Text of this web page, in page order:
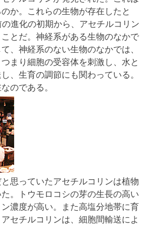
か。これらの生物が存在したと
進化の初期から、アセチルコリン
とだ。神経系がある生物のなかで
、神経系のない生物のなかでは、
まり細胞の受容体を刺激し、水と
、生育の調節にも関わっている。
のである。
思っていたアセチルコリンは植物
。トウモロコシの芽の生長の高い
濃度が高い。また高塩分地帯に育
セチルコリンは、細胞間輸送によ